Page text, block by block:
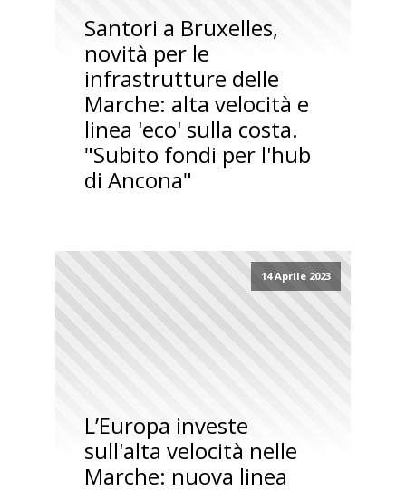
Santori a Bruxelles,
novità per le
infrastrutture delle
Marche: alta velocità e
linea 'eco' sulla costa.
"Subito fondi per l'hub
di Ancona"
14 Aprile 2023
L’Europa investe
sull'alta velocità nelle
Marche: nuova linea